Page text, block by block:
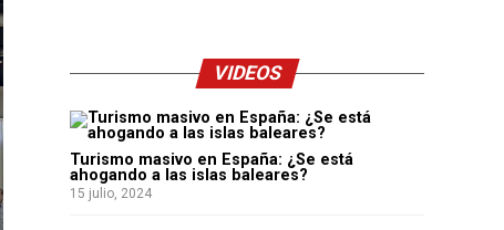
VIDEOS
Turismo masivo en España: ¿Se está
ahogando a las islas baleares?
15 julio, 2024